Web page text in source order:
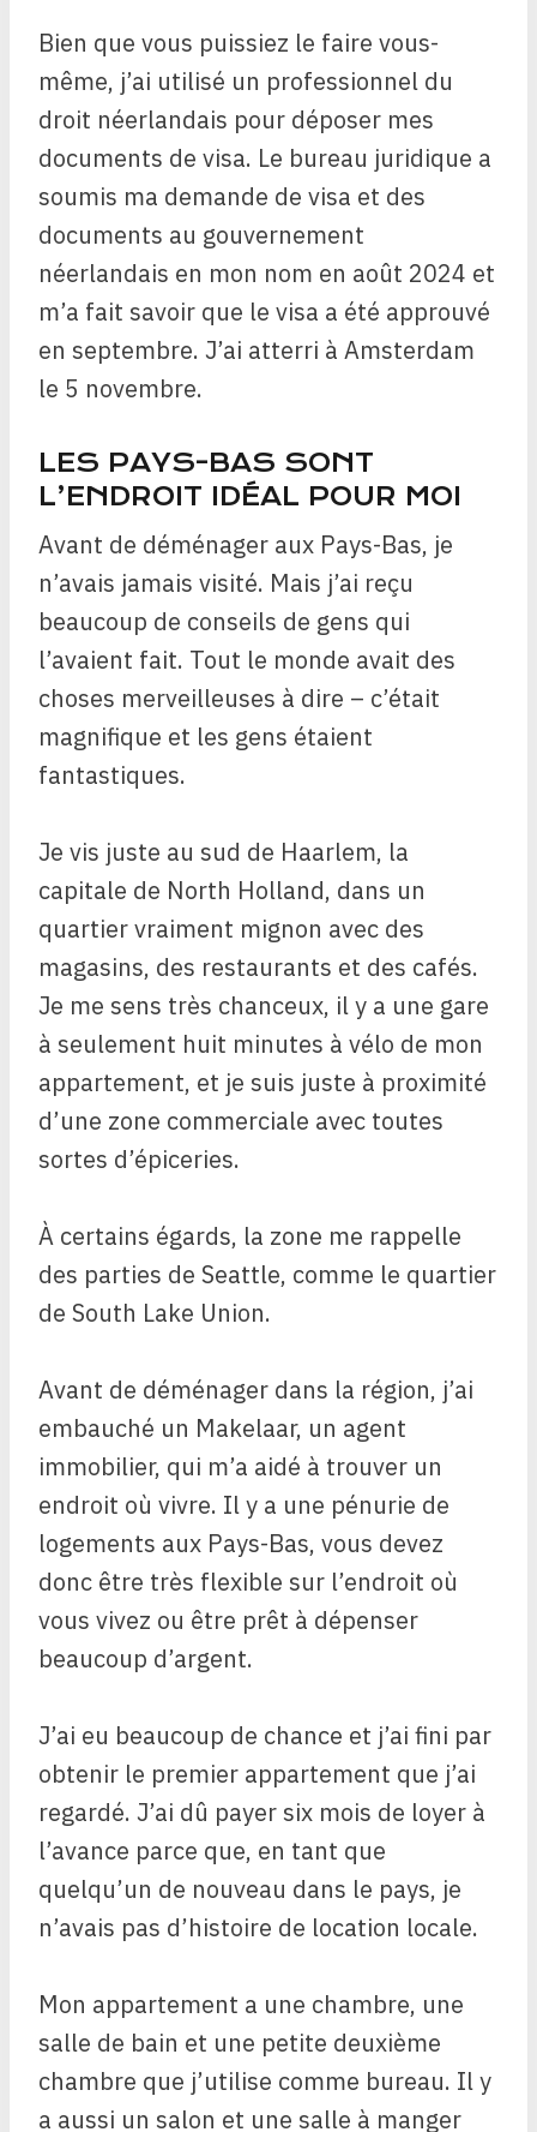
Bien que vous puissiez le faire vous-
même, j’ai utilisé un professionnel du
droit néerlandais pour déposer mes
documents de visa. Le bureau juridique a
soumis ma demande de visa et des
documents au gouvernement
néerlandais en mon nom en août 2024 et
m’a fait savoir que le visa a été approuvé
en septembre. J’ai atterri à Amsterdam
le 5 novembre.
LES PAYS-BAS SONT
L’ENDROIT IDÉAL POUR MOI
Avant de déménager aux Pays-Bas, je
n’avais jamais visité. Mais j’ai reçu
beaucoup de conseils de gens qui
l’avaient fait. Tout le monde avait des
choses merveilleuses à dire – c’était
magnifique et les gens étaient
fantastiques.
Je vis juste au sud de Haarlem, la
capitale de North Holland, dans un
quartier vraiment mignon avec des
magasins, des restaurants et des cafés.
Je me sens très chanceux, il y a une gare
à seulement huit minutes à vélo de mon
appartement, et je suis juste à proximité
d’une zone commerciale avec toutes
sortes d’épiceries.
À certains égards, la zone me rappelle
des parties de Seattle, comme le quartier
de South Lake Union.
Avant de déménager dans la région, j’ai
embauché un Makelaar, un agent
immobilier, qui m’a aidé à trouver un
endroit où vivre. Il y a une pénurie de
logements aux Pays-Bas, vous devez
donc être très flexible sur l’endroit où
vous vivez ou être prêt à dépenser
beaucoup d’argent.
J’ai eu beaucoup de chance et j’ai fini par
obtenir le premier appartement que j’ai
regardé. J’ai dû payer six mois de loyer à
l’avance parce que, en tant que
quelqu’un de nouveau dans le pays, je
n’avais pas d’histoire de location locale.
Mon appartement a une chambre, une
salle de bain et une petite deuxième
chambre que j’utilise comme bureau. Il y
a aussi un salon et une salle à manger